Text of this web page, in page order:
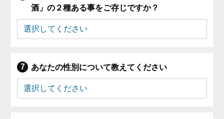
酒」の２種ある事をご存じですか？
あなたの性別について教えてください